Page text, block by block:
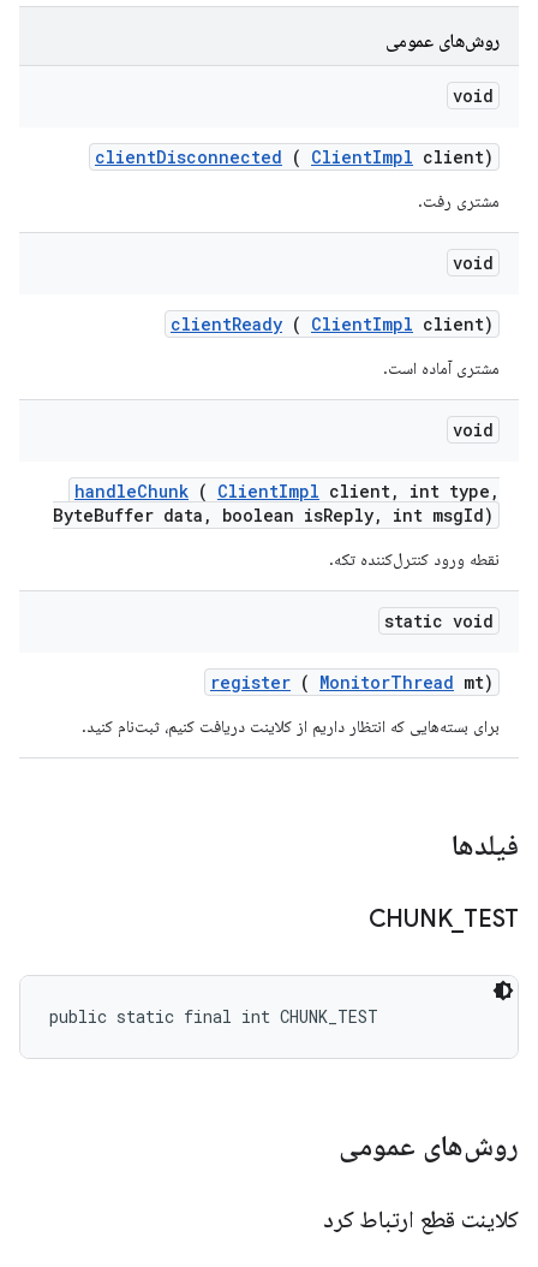
روش‌های عمومی
void
clientDisconnected ( ClientImpl client)
مشتری رفت.
void
clientReady ( ClientImpl client)
مشتری آماده است.
void
handleChunk ( ClientImpl client, int type ,
ByteBuffer data , boolean isReply, int msgId)
نقطه ورود کنترل‌کننده تکه.
static void
register ( MonitorThread mt)
برای بسته‌هایی که انتظار داریم از کلاینت دریافت کنیم، ثبت‌نام کنید.
فیلدها
CHUNK_ TEST
public static final int CHUNK_TEST
روش‌های عمومی
کلاینت قطع ارتباط کرد